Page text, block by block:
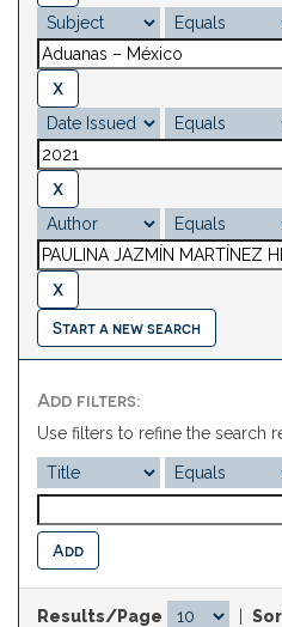
Start a new search
Add filters:
Use filters to refine the search
Results/Page